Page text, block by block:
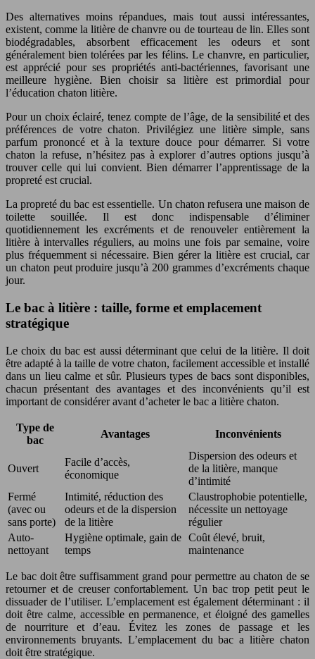
Des alternatives moins répandues, mais tout aussi intéressantes,
existent, comme la litière de chanvre ou de tourteau de lin. Elles sont
biodégradables, absorbent efficacement les odeurs et sont
généralement bien tolérées par les félins. Le chanvre, en particulier,
est apprécié pour ses propriétés anti-bactériennes, favorisant une
meilleure hygiène. Bien choisir sa litière est primordial pour
l’éducation chaton litière.
Pour un choix éclairé, tenez compte de l’âge, de la sensibilité et des
préférences de votre chaton. Privilégiez une litière simple, sans
parfum prononcé et à la texture douce pour démarrer. Si votre
chaton la refuse, n’hésitez pas à explorer d’autres options jusqu’à
trouver celle qui lui convient. Bien démarrer l’apprentissage de la
propreté est crucial.
La propreté du bac est essentielle. Un chaton refusera une maison de
toilette souillée. Il est donc indispensable d’éliminer
quotidiennement les excréments et de renouveler entièrement la
litière à intervalles réguliers, au moins une fois par semaine, voire
plus fréquemment si nécessaire. Bien gérer la litière est crucial, car
un chaton peut produire jusqu’à 200 grammes d’excréments chaque
jour.
Le bac à litière : taille, forme et emplacement
stratégique
Le choix du bac est aussi déterminant que celui de la litière. Il doit
être adapté à la taille de votre chaton, facilement accessible et installé
dans un lieu calme et sûr. Plusieurs types de bacs sont disponibles,
chacun présentant des avantages et des inconvénients qu’il est
important de considérer avant d’acheter le bac a litière chaton.
Type de
bac
Avantages Inconvénients
Ouvert
Facile d’accès,
économique
Dispersion des odeurs et
de la litière, manque
d’intimité
Fermé
(avec ou
sans porte)
Intimité, réduction des
odeurs et de la dispersion
de la litière
Claustrophobie potentielle,
nécessite un nettoyage
régulier
Auto-
nettoyant
Hygiène optimale, gain de
temps
Coût élevé, bruit,
maintenance
Le bac doit être suffisamment grand pour permettre au chaton de se
retourner et de creuser confortablement. Un bac trop petit peut le
dissuader de l’utiliser. L’emplacement est également déterminant : il
doit être calme, accessible en permanence, et éloigné des gamelles
de nourriture et d’eau. Évitez les zones de passage et les
environnements bruyants. L’emplacement du bac a litière chaton
doit être stratégique.